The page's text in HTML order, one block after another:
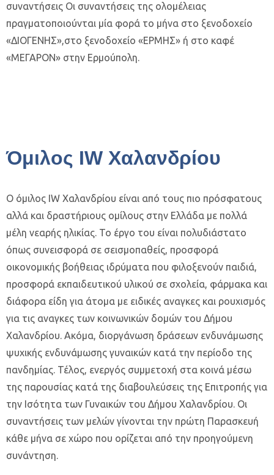
συναντήσεις Οι συναντήσεις της ολομέλειας
πραγματοποιούνται μία φορά το μήνα στο ξενοδοχείο
«ΔΙΟΓΕΝΗΣ»,στο ξενοδοχείο «ΕΡΜΗΣ» ή στο καφέ
«ΜΕΓΑΡΟΝ» στην Ερμούπολη.
Όμιλος IW Χαλανδρίου
Ο όμιλος IW Χαλανδρίου είναι από τους πιο πρόσφατους
αλλά και δραστήριους ομίλους στην Ελλάδα με πολλά
μέλη νεαρής ηλικίας. Το έργο του είναι πολυδιάστατο
όπως συνεισφορά σε σεισμοπαθείς, προσφορά
οικονομικής βοήθειας ιδρύματα που φιλοξενούν παιδιά,
προσφορά εκπαιδευτικού υλικού σε σχολεία, φάρμακα και
διάφορα είδη για άτομα με ειδικές αναγκες και ρουχισμός
για τις αναγκες των κοινωνικών δομών του Δήμου
Χαλανδρίου. Ακόμα, διοργάνωση δράσεων ενδυνάμωσης
ψυχικής ενδυνάμωσης γυναικών κατά την περίοδο της
πανδημίας. Τέλος, ενεργός συμμετοχή στα κοινά μέσω
της παρουσίας κατά της διαβουλεύσεις της Επιτροπής για
την Ισότητα των Γυναικών του Δήμου Χαλανδρίου. Οι
συναντήσεις των μελών γίνονται την πρώτη Παρασκευή
κάθε μήνα σε χώρο που ορίζεται από την προηγούμενη
συνάντηση.